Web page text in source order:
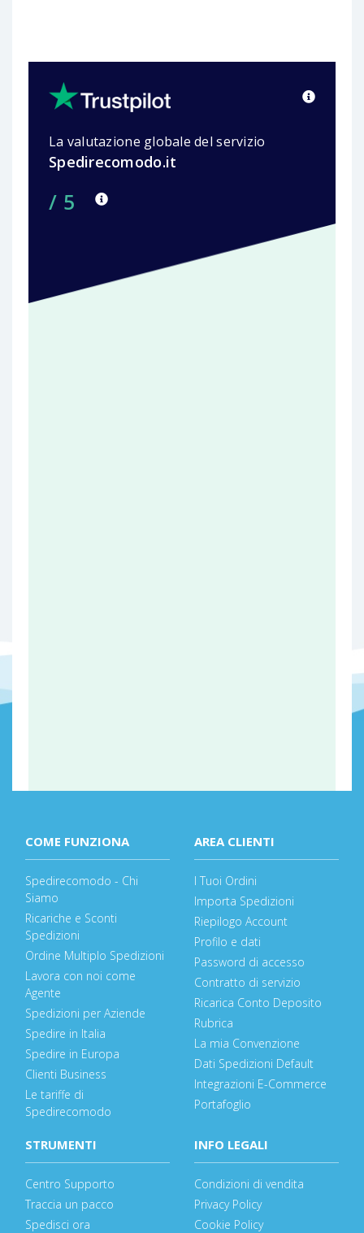
La valutazione globale del servizio
Spedirecomodo.it
/ 5
COME FUNZIONA
Spedirecomodo - Chi
Siamo
Ricariche e Sconti
Spedizioni
Ordine Multiplo Spedizioni
Lavora con noi come
Agente
Spedizioni per Aziende
Spedire in Italia
Spedire in Europa
Clienti Business
Le tariffe di
Spedirecomodo
AREA CLIENTI
I Tuoi Ordini
Importa Spedizioni
Riepilogo Account
Profilo e dati
Password di accesso
Contratto di servizio
Ricarica Conto Deposito
Rubrica
La mia Convenzione
Dati Spedizioni Default
Integrazioni E-Commerce
Portafoglio
STRUMENTI
Centro Supporto
Traccia un pacco
Spedisci ora
INFO LEGALI
Condizioni di vendita
Privacy Policy
Cookie Policy